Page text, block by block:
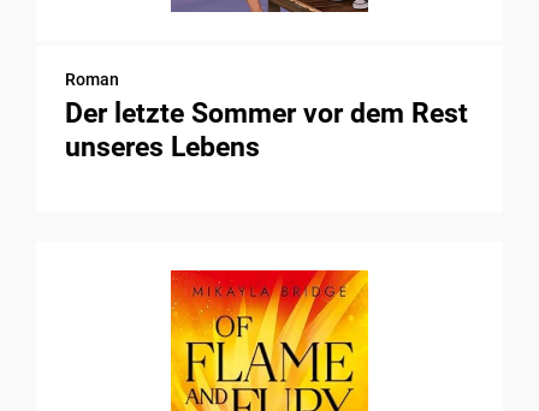
Roman
Der letzte Sommer vor dem Rest
unseres Lebens